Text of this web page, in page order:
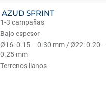
AZUD SPRINT
1-3 campañas
Bajo espesor
Ø16: 0.15 – 0.30 mm / Ø22: 0.20 –
0.25 mm
Terrenos llanos